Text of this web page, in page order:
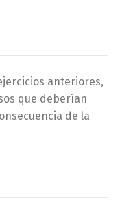
anteriores,
que deberían
de la